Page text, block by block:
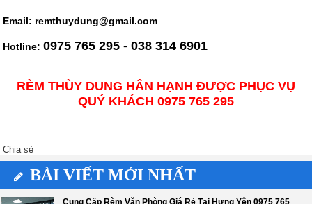
Email: remthuydung@gmail.com
Hotline:0975 765 295 - 038 314 6901
RÈM THÙY DUNG HÂN HẠNH ĐƯỢC PHỤC VỤ
QUÝ KHÁCH 0975 765 295
Chia sẻ
BÀI VIẾT MỚI NHẤT